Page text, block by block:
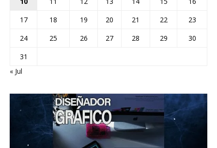
17
18 19 20 21 22
23
24
25 26 27 28 29
30
31
« Jul